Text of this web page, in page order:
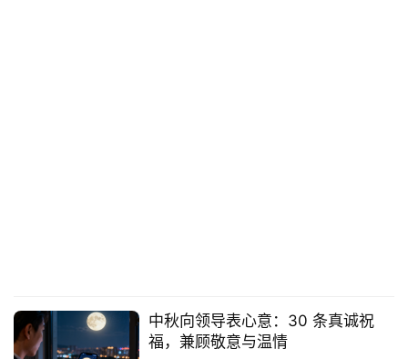
中秋向领导表心意：30 条真诚祝
福，兼顾敬意与温情